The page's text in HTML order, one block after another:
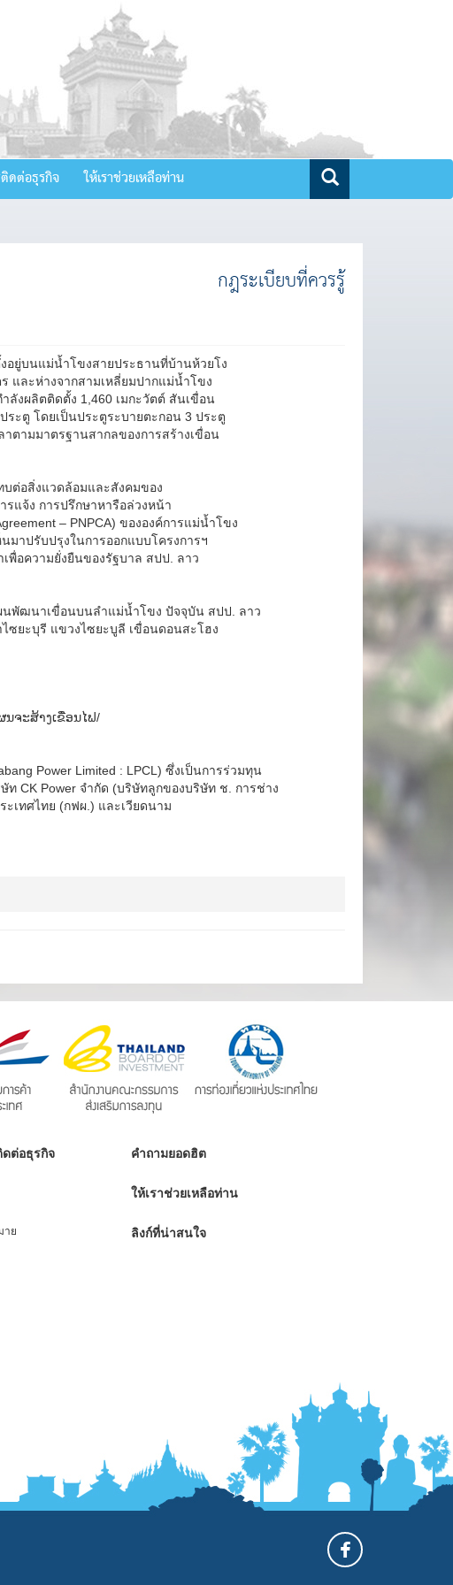
ดต่อธุรกิจ ให้เราช่วยเหลือท่าน
กฎระเบียบที่ควรรู้
อยู่บนแม่น้ำโขงสายประธานที่บ้านห้วยโง
ร และห่างจากสามเหลี่ยมปากแม่น้ำโขง
ลังผลิตติดตั้ง 1,460 เมกะวัตต์ สันเขื่อน
ระตู โดยเป็นประตูระบายตะกอน 3 ประตู
ตามมาตรฐานสากลของการสร้างเขื่อน
ต่อสิ่งแวดล้อมและสังคมของ
รแจ้ง การปรึกษาหารือล่วงหน้า
– PNPCA) ขององค์การแม่น้ำโขง
มาปรับปรุงในการออกแบบโครงการฯ
อความยั่งยืนของรัฐบาล สปป. ลาว
นพัฒนาเขื่อนบนลำแม่น้ำโขง ปัจจุบัน สปป. ลาว
ซยะบุรี แขวงไซยะบูลี เขื่อนดอนสะโฮง
ນຈະສ້າງເຂື່ອນໄຟ/
Power Limited : LPCL) ซึ่งเป็นการร่วมทุน
ท CK Power จำกัด (บริษัทลูกของบริษัท ช. การช่าง
เทศไทย (กฟผ.) และเวียดนาม
ต่อธุรกิจ
าย
คำถามยอดฮิต
ให้เราช่วยเหลือท่าน
ลิงก์ที่น่าสนใจ